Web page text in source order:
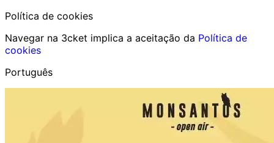
Política de cookies
Navegar na 3cket implica a aceitação da Política de
cookies
Português